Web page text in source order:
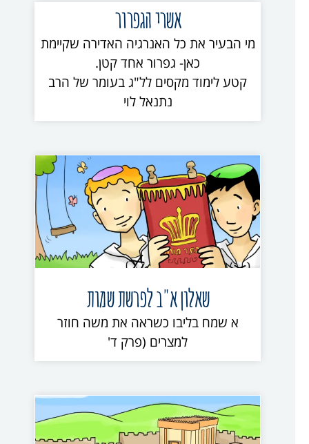
אשרי הגפרור
מי הבעיר את כל האנרגיה האדירה שקיימת
כאן- גפרור אחד קטן.
קטע לימוד מקסים לל"ג בעומר של הרב
נתנאל לוי
שאלון א"ב לפרשת שמות
א שמח בליבו כשראה את משה חוזר
למצרים (פרק ד'